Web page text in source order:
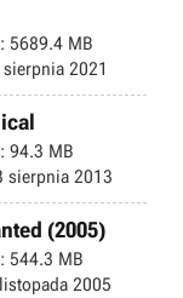
5689.4 MB
2021
94.3 MB
sierpnia 2013
(2005)
544.3 MB
2005